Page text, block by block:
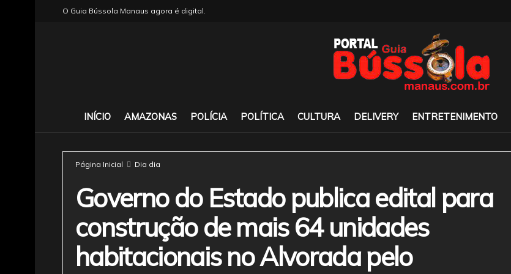
O Guia Bússola Manaus agora é digital.
INÍCIO AMAZONAS POLÍCIA POLÍTICA CULTURA DELIVERY ENTRETENIMENTO
Página Inicial Dia dia
Governo do Estado publica edital para
construção de mais 64 unidades
habitacionais no Alvorada pelo